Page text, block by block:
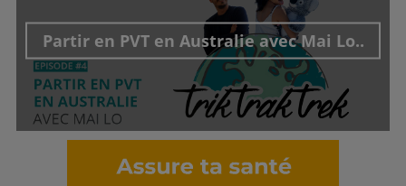
Partir en PVT en Australie avec Mai Lo..
Découvrir cet interview